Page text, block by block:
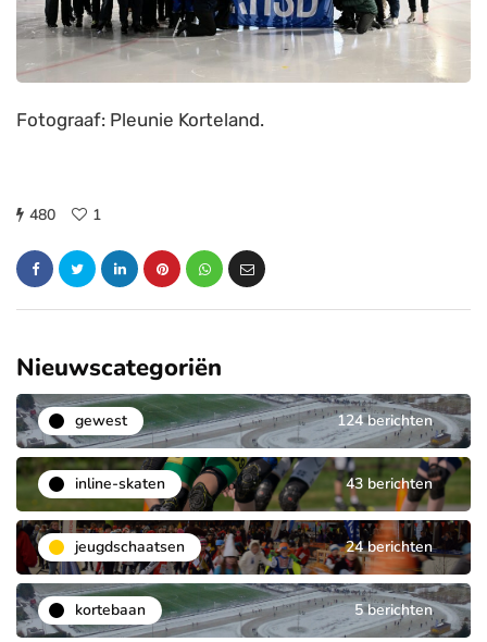
Fotograaf: Pleunie Korteland.
480 1
Nieuwscategoriën
gewest 124 berichten
inline-skaten 43 berichten
jeugdschaatsen 24 berichten
kortebaan 5 berichten